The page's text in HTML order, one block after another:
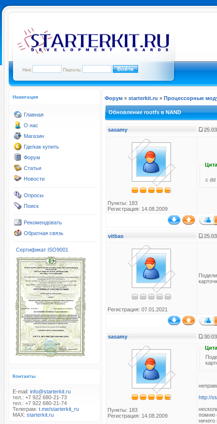
Ник: Пароль:
Навигация
Главная
О нас
Магазин
Где/как купить
Форум
Статьи
Новости
Опросы
Поиск
Рекомендовать
Обратная связь
Сертификат ISO9001
Контакты
E-mail: info@starterkit.ru
тел.: +7 922 680-21-73
тел.: +7 922 680-21-74
Телеграм: t.me/starterkit_ru
MAX: starterkit.ru
Форум » starterkit.ru » Процессорные
Обновление rootfs в NAND
sasamy
Пункты: 183
Регистрация: 14.08.2009
с dd
vitbas
Регистрация: 07.01.2021
sasamy
Пункты: 183
Регистрация: 14.08.2009
http://
помню
ничего